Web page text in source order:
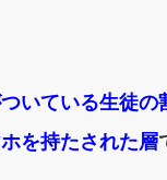
いている生徒の
を持たされた層